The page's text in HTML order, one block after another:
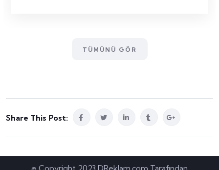
TÜMÜNÜ GÖR
Share This Post:
© Copyright 2023 DReklam.com Tarafından